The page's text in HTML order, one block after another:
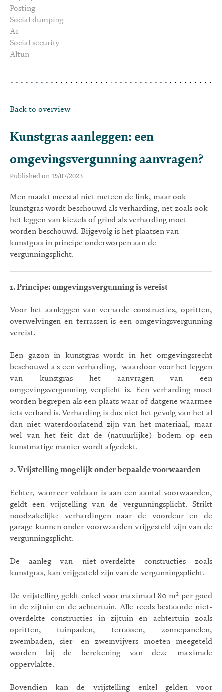
Posting
Social dumping
A1
Social security
Altun
Back to overview
Kunstgras aanleggen: een
omgevingsvergunning aanvragen?
Published on 19/07/2023
Men maakt meestal niet meteen de link, maar ook
kunstgras wordt beschouwd als verharding, net zoals ook
het leggen van kiezels of grind als verharding moet
worden beschouwd. Bijgevolg is het plaatsen van
kunstgras in principe onderworpen aan de
vergunningsplicht.
1. Principe: omgevingsvergunning is vereist
Voor het aanleggen van verharde constructies, opritten,
overwelvingen en terrassen is een omgevingsvergunning
vereist.
Een gazon in kunstgras wordt in het omgevingsrecht
beschouwd als een verharding, waardoor voor het leggen
van kunstgras het aanvragen van een
omgevingsvergunning verplicht is. Een verharding moet
worden begrepen als een plaats waar of datgene waarmee
iets verhard is. Verharding is dus niet het gevolg van het al
dan niet waterdoorlatend zijn van het materiaal, maar
wel van het feit dat de (natuurlijke) bodem op een
kunstmatige manier wordt afgedekt.
2. Vrijstelling mogelijk onder bepaalde voorwaarden
Echter, wanneer voldaan is aan een aantal voorwaarden,
geldt een vrijstelling van de vergunningsplicht. Strikt
noodzakelijke verhardingen naar de voordeur en de
garage kunnen onder voorwaarden vrijgesteld zijn van de
vergunningsplicht.
De aanleg van niet–overdekte constructies zoals
kunstgras, kan vrijgesteld zijn van de vergunningsplicht.
De vrijstelling geldt enkel voor maximaal 80 m² per goed
in de zijtuin en de achtertuin. Alle reeds bestaande niet-
overdekte constructies in zijtuin en achtertuin zoals
opritten, tuinpaden, terrassen, zonnepanelen,
zwembaden, sier- en zwemvijvers moeten meegeteld
worden bij de berekening van deze maximale
oppervlakte.
Bovendien kan de vrijstelling enkel gelden voor